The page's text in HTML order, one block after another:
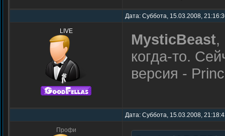
Дата: Суббота, 15.03.2008,
LIVE MysticBeast,
когда-то.
версия -
Дата: Суббота, 15.03.2008,
Профи